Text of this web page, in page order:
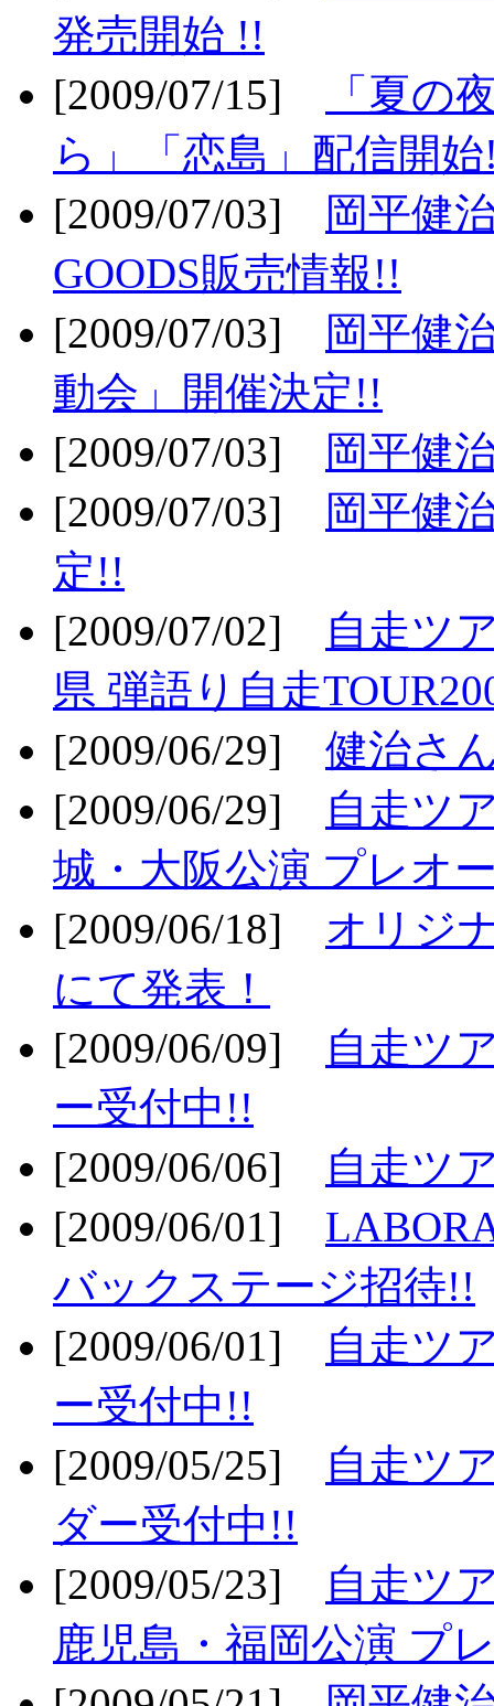
発売開始 !!
[2009/07/15]
「夏の
ら」「恋島」配信開
[2009/07/03]
岡平健
GOODS販売情報!!
[2009/07/03]
岡平健
動会」開催決定!!
[2009/07/03]
岡平健
[2009/07/03]
岡平健
定!!
[2009/07/02]
自走ツ
県 弾語り自走
[2009/06/29] 健治さ
[2009/06/29]
自走ツ
城・大阪公演 プレオ
[2009/06/18] オリジ
にて発表！
[2009/06/09]
自走ツ
ー受付中!!
[2009/06/06]
自走ツ
[2009/06/01]
バックステージ招待!!
[2009/06/01]
自走ツ
ー受付中!!
[2009/05/25]
自走ツ
ダー受付中!!
[2009/05/23]
自走ツ
鹿児島・福岡公演 プ